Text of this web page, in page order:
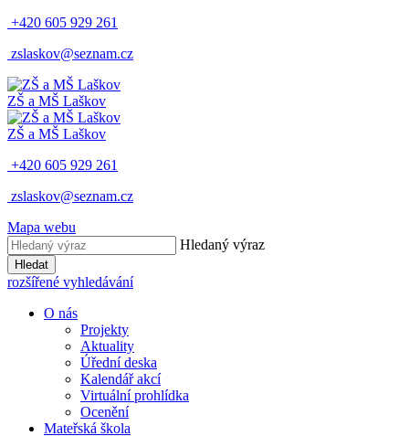
+420 605 929 261
zslaskov@seznam.cz
ZŠ a MŠ Laškov
ZŠ a MŠ Laškov
+420 605 929 261
zslaskov@seznam.cz
Mapa webu
Hledaný výraz
Hledat
rozšířené vyhledávání
O nás
Projekty
Aktuality
Úřední deska
Kalendář akcí
Virtuální prohlídka
Ocenění
Mateřská škola